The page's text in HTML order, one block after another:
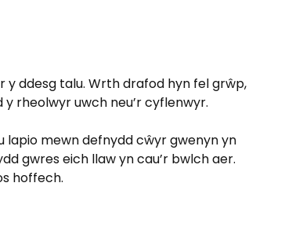
y ddesg talu. Wrth drafod hyn fel grŵp,
rheolwyr uwch neu’r cyflenwyr.
lapio mewn defnydd cŵyr gwenyn yn
gwres eich llaw yn cau’r bwlch aer.
hoffech.